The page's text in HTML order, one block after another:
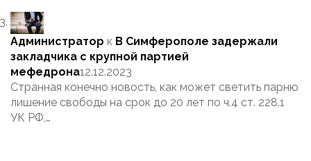
Администратор к В Симферополе задержали
закладчика с крупной партией
мефедрона12.12.2023
Странная конечно новость, как может светить парню
лишение свободы на срок до 20 лет по ч.4 ст. 228.1
УК РФ,…